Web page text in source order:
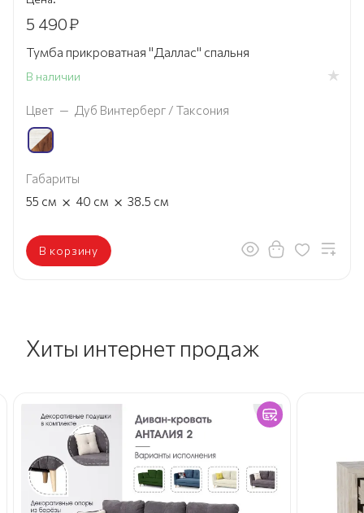
5 490₽
Тумба прикроватная "Даллас" спальня
В наличии
Цвет — Дуб Винтерберг / Таксония
Габариты
55 см × 40 см × 38.5 см
В корзину
Хиты интернет продаж